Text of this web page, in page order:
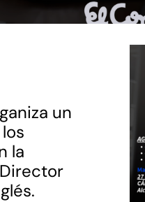
un
la